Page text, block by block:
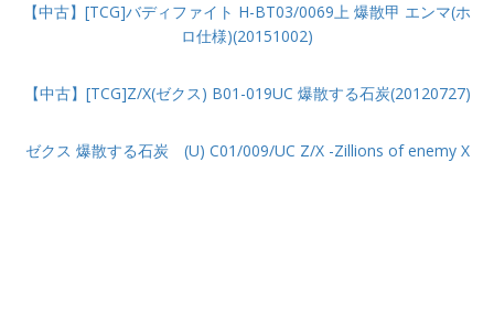
【中古】[TCG]バディファイト H-BT03/0069上 爆散甲 エンマ(ホ
ロ仕様)(20151002)
【中古】[TCG]Z/X(ゼクス) B01-019UC 爆散する石炭(20120727)
ゼクス 爆散する石炭 (U) C01/009/UC Z/X -Zillions of enemy X